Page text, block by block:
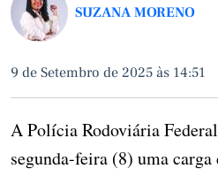
SUZANA MORENO
9 de Setembro de 2025 às 14:51
A Polícia Rodoviária
segunda-feira (8) uma